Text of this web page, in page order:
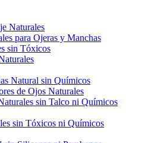
Naturales
para Ojeras y Manchas
sin Tóxicos
Natural sin Químicos
de Ojos Naturales
sin Talco ni Químicos
sin Tóxicos ni Químicos